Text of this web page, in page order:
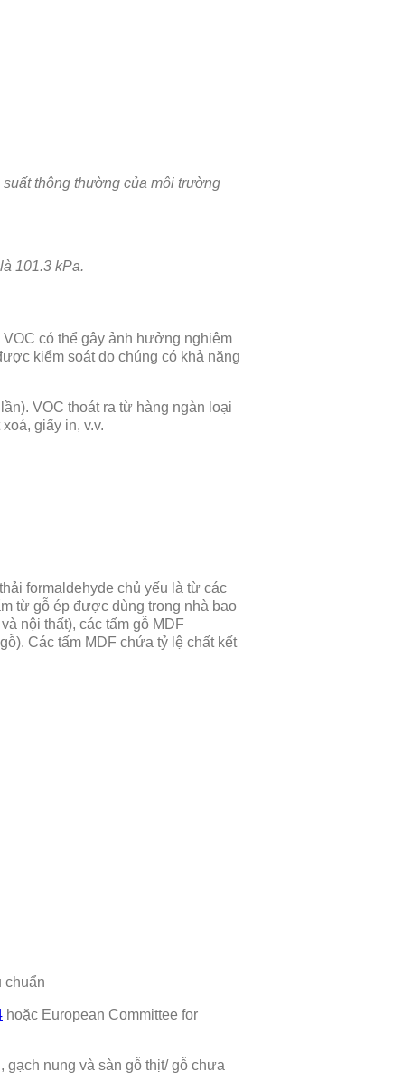
thông thường của môi trường
101.3 kPa.
có thể gây ảnh hưởng nghiêm
kiểm soát do chúng có khả năng
VOC thoát ra từ hàng ngàn loại
giấy in, v.v.
formaldehyde chủ yếu là từ các
từ gỗ ép được dùng trong nhà bao
nội thất), các tấm gỗ MDF
Các tấm MDF chứa tỷ lệ chất kết
chuẩn
hoặc European Committee for
nung và sàn gỗ thịt/ gỗ chưa